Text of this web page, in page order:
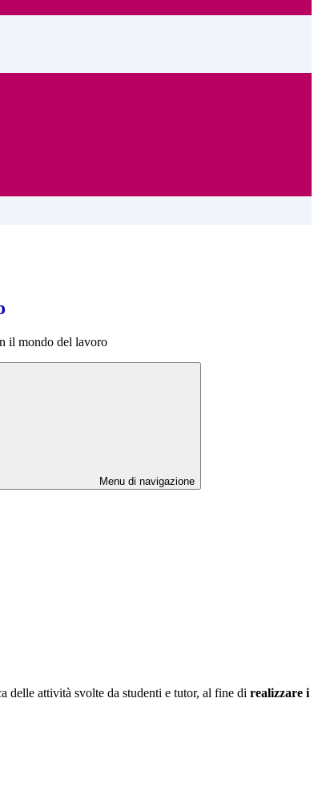
il mondo del lavoro
Menu di navigazione
delle attività svolte da studenti e tutor, al fine di realizzare i